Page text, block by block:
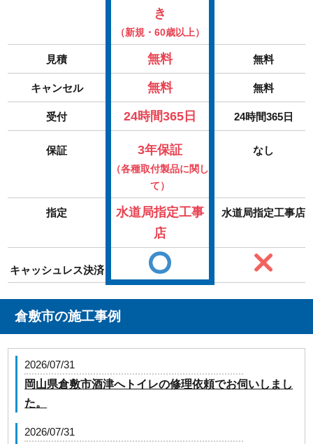
き
（新規・60歳以上）
見積 無料 無料
キャンセル 無料 無料
受付 24時間365日 24時間365日
保証 3年保証
（各種取付製品に関し
て）
なし
指定
水道局指定工事
店
水道局指定工事店
キャッシュレス決済
倉敷市の施工事例
2026/07/31
岡山県倉敷市酒津へトイレの修理依頼でお伺いしまし
た。
2026/07/31